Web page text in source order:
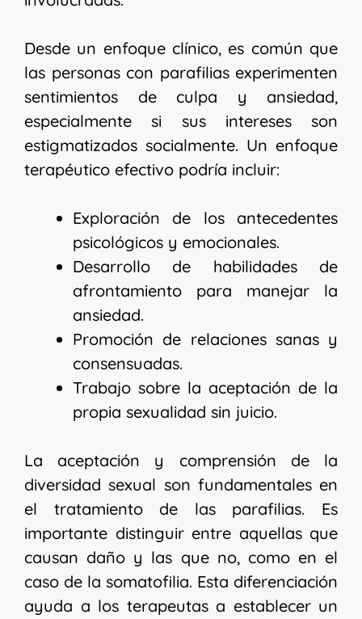
Desde un enfoque clínico, es común que
las personas con parafilias experimenten
sentimientos de culpa y ansiedad,
especialmente si sus intereses son
estigmatizados socialmente. Un enfoque
terapéutico efectivo podría incluir:
Exploración de los antecedentes
psicológicos y emocionales.
Desarrollo de habilidades de
afrontamiento para manejar la
ansiedad.
Promoción de relaciones sanas y
consensuadas.
Trabajo sobre la aceptación de la
propia sexualidad sin juicio.
La aceptación y comprensión de la
diversidad sexual son fundamentales en
el tratamiento de las parafilias. Es
importante distinguir entre aquellas que
causan daño y las que no, como en el
caso de la somatofilia. Esta diferenciación
ayuda a los terapeutas a establecer un